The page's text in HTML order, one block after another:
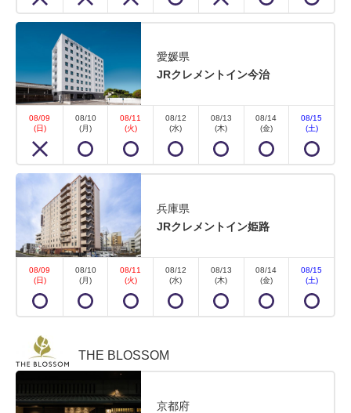
愛媛県
JRクレメントイン今治
08/09
(日)
08/10
(月)
08/11
(火)
08/12
(水)
08/13
(木)
08/14
(金)
08/15
(土)
兵庫県
JRクレメントイン姫路
08/09
(日)
08/10
(月)
08/11
(火)
08/12
(水)
08/13
(木)
08/14
(金)
08/15
(土)
THE BLOSSOM
京都府